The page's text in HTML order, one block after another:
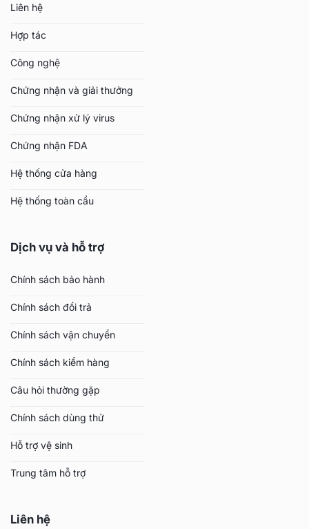
Liên hệ
Hợp tác
Công nghệ
Chứng nhận và giải thưởng
Chứng nhận xử lý virus
Chứng nhận FDA
Hệ thống cửa hàng
Hệ thống toàn cầu
Dịch vụ và hỗ trợ
Chính sách bảo hành
Chính sách đổi trả
Chính sách vận chuyển
Chính sách kiểm hàng
Câu hỏi thường gặp
Chính sách dùng thử
Hỗ trợ vệ sinh
Trung tâm hỗ trợ
Liên hệ